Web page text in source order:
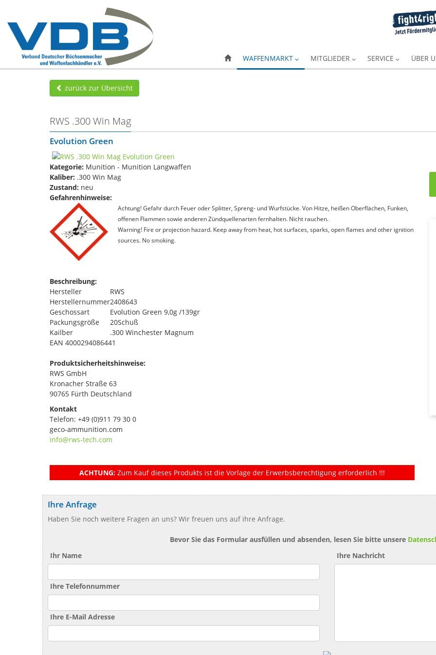
WAFFENMARKT MITGLIEDER SERVICE ÜBER
zurück zur Übersicht
RWS .300 Win Mag
Evolution Green
Kategorie: Munition - Munition Langwaffen
Kaliber: .300 Win Mag
Zustand: neu
Gefahrenhinweise:
Achtung! Gefahr durch Feuer oder Splitter, Spreng- und Wurfstücke. Von Hitze, heißen Oberflächen, Funken,
offenen Flammen sowie anderen Zündquellenarten fernhalten. Nicht rauchen.
Warning! Fire or projection hazard. Keep away from heat, hot surfaces, sparks, open flames and other ignition
sources. No smoking.
Beschreibung:
Hersteller
RWS
Herstellernummer2408643
Geschossart
Evolution Green 9,0g /139gr
Packungsgröße
20Schuß
Kailber
.300 Winchester Magnum
EAN 4000294086441
Produktsicherheitshinweise:
RWS GmbH
Kronacher Straße 63
90765 Fürth Deutschland
Kontakt
Telefon: +49 (0)911 79 30 0
geco-ammunition.com
​​​​​​​info@rws-tech.com
ACHTUNG: Zum Kauf dieses Produkts ist die Vorlage der Erwerbsberechtigung erforderlich !!!
Ihre Anfrage
Haben Sie noch weitere Fragen an uns? Wir freuen uns auf ihre Anfrage.
Bevor Sie das Formular ausfüllen und absenden, lesen Sie bitte unsere
Ihr Name
Ihre Telefonnummer
Ihre E-Mail Adresse
Ihre Nachricht